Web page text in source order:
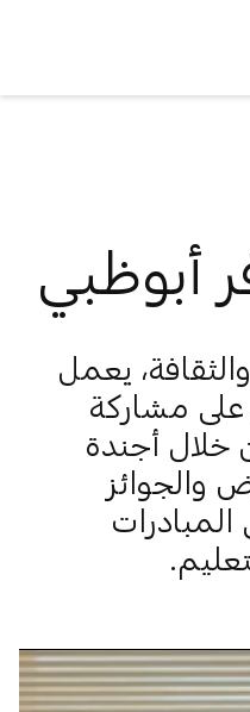
أبوظبي
يعمل
على مشاركة
خلال أجندة
والجوائز
المبادرات